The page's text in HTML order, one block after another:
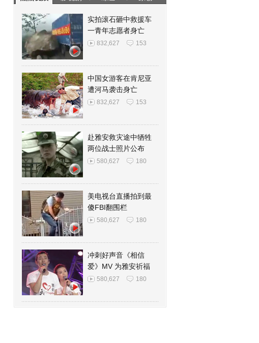
实拍滚石砸中救援车
一青年志愿者身亡
832,627 153
中国女游客在肯尼亚
遭河马袭击身亡
832,627 153
赴雅安救灾途中牺牲
两位战士照片公布
580,627 180
美电视台直播拍到最
傻FBI翻围栏
580,627 180
冲刺好声音《相信
爱》MV 为雅安祈福
580,627 180